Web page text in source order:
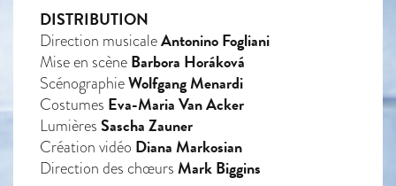
DISTRIBUTION
Direction musicaleAntonino Fogliani
Mise en scène Barbora Horáková
ScénographieWolfgang Menardi
Costumes Eva-Maria Van Acker
Lumières Sascha Zauner
Création vidéo Diana Markosian
Direction des chœurs Mark Biggins